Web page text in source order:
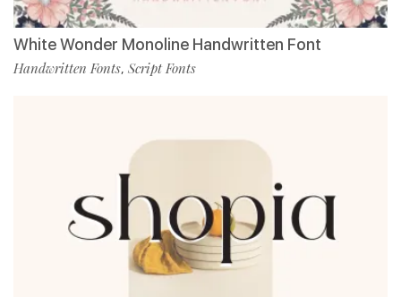
White Wonder Monoline Handwritten Font
Handwritten Fonts, Script Fonts